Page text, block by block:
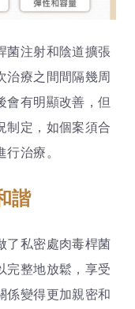
菌注射和陰道擴張
治療之間間隔幾周
會有明顯改善，但
制定，如個案須合
治療。
諧
了私密處肉毒桿菌
完整地放鬆，享受
係變得更加親密和